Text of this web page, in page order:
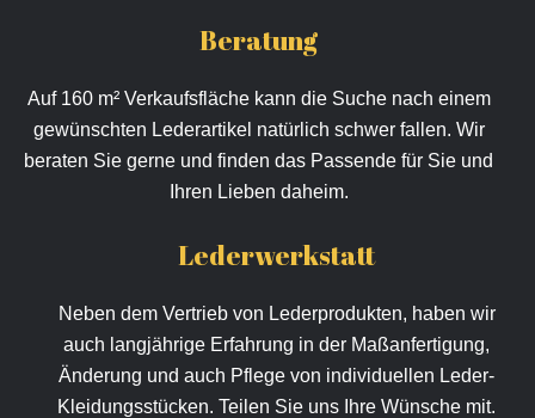
Beratung
Auf 160 m² Verkaufsfläche kann die Suche nach einem
gewünschten Lederartikel natürlich schwer fallen. Wir
beraten Sie gerne und finden das Passende für Sie und
Ihren Lieben daheim.
Lederwerkstatt
Neben dem Vertrieb von Lederprodukten, haben wir
auch langjährige Erfahrung in der Maßanfertigung,
Änderung und auch Pflege von individuellen Leder-
Kleidungsstücken. Teilen Sie uns Ihre Wünsche mit.